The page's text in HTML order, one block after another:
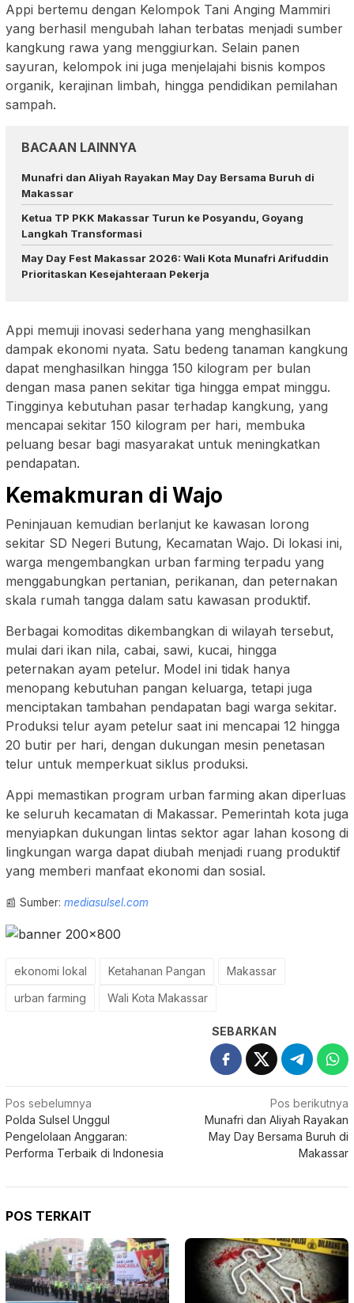
Appi bertemu dengan Kelompok Tani Anging Mammiri
yang berhasil mengubah lahan terbatas menjadi sumber
kangkung rawa yang menggiurkan. Selain panen
sayuran, kelompok ini juga menjelajahi bisnis kompos
organik, kerajinan limbah, hingga pendidikan pemilahan
sampah.
BACAAN LAINNYA
Munafri dan Aliyah Rayakan May Day Bersama Buruh di
Makassar
Ketua TP PKK Makassar Turun ke Posyandu, Goyang
Langkah Transformasi
May Day Fest Makassar 2026: Wali Kota Munafri Arifuddin
Prioritaskan Kesejahteraan Pekerja
Appi memuji inovasi sederhana yang menghasilkan
dampak ekonomi nyata. Satu bedeng tanaman kangkung
dapat menghasilkan hingga 150 kilogram per bulan
dengan masa panen sekitar tiga hingga empat minggu.
Tingginya kebutuhan pasar terhadap kangkung, yang
mencapai sekitar 150 kilogram per hari, membuka
peluang besar bagi masyarakat untuk meningkatkan
pendapatan.
Kemakmuran di Wajo
Peninjauan kemudian berlanjut ke kawasan lorong
sekitar SD Negeri Butung, Kecamatan Wajo. Di lokasi ini,
warga mengembangkan urban farming terpadu yang
menggabungkan pertanian, perikanan, dan peternakan
skala rumah tangga dalam satu kawasan produktif.
Berbagai komoditas dikembangkan di wilayah tersebut,
mulai dari ikan nila, cabai, sawi, kucai, hingga
peternakan ayam petelur. Model ini tidak hanya
menopang kebutuhan pangan keluarga, tetapi juga
menciptakan tambahan pendapatan bagi warga sekitar.
Produksi telur ayam petelur saat ini mencapai 12 hingga
20 butir per hari, dengan dukungan mesin penetasan
telur untuk memperkuat siklus produksi.
Appi memastikan program urban farming akan diperluas
ke seluruh kecamatan di Makassar. Pemerintah kota juga
menyiapkan dukungan lintas sektor agar lahan kosong di
lingkungan warga dapat diubah menjadi ruang produktif
yang memberi manfaat ekonomi dan sosial.
📰 Sumber: mediasulsel.com
ekonomi lokal Ketahanan Pangan
Makassar
urban farming
Wali Kota Makassar
SEBARKAN
Navigasi
pos
Pos sebelumnya
Polda Sulsel Unggul
Pengelolaan Anggaran:
Performa Terbaik di Indonesia
Pos berikutnya
Munafri dan Aliyah Rayakan
May Day Bersama Buruh di
Makassar
POS TERKAIT